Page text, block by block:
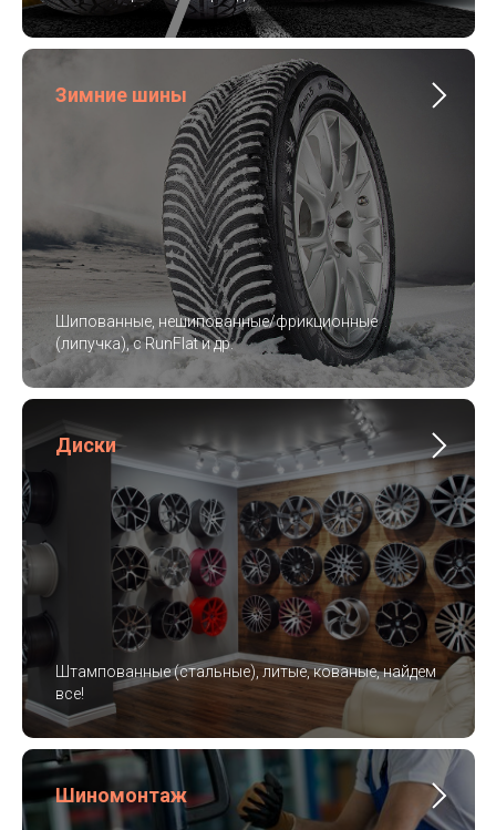
Зимние шины
Шипованные, нешипованные/фрикционные
(липучка), с RunFlat и др.
Диски
Штампованные (стальные), литые, кованые, найдем
все!
Шиномонтаж